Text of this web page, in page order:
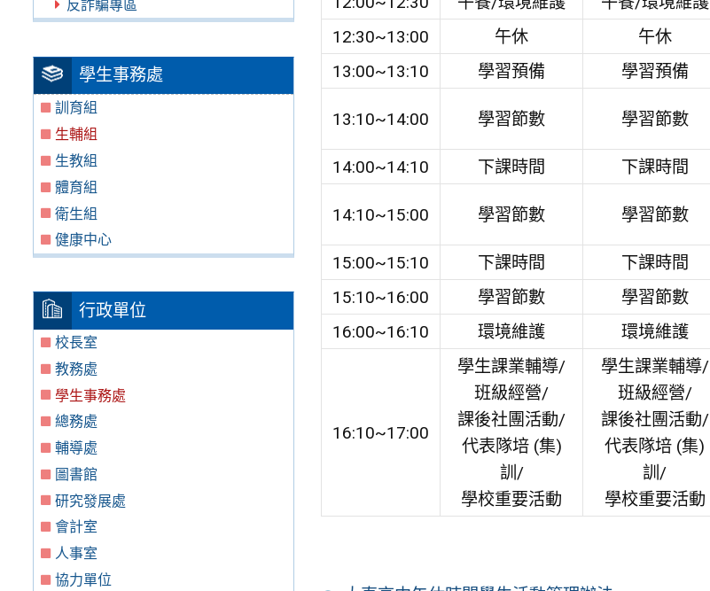
反詐騙專區
學生事務處
訓育組
生輔組
生教組
體育組
衛生組
健康中心
行政單位
校長室
教務處
學生事務處
總務處
輔導處
圖書館
研究發展處
會計室
人事室
協力單位
12:30~13:00
午休 午休
13:00~13:10
學習預備 學習預備
13:10~14:00 學習節數 學習節數
14:00~14:10
下課時間 下課時間
14:10~15:00 學習節數 學習節數
15:00~15:10
下課時間 下課時間
15:10~16:00
學習節數 學習節數
16:00~16:10
環境維護 環境維護
16:10~17:00
學生課業輔導/
班級經營/
課後社團活動/
代表隊培 (集)
訓/
學校重要活動
學生課業輔導/
班級經營/
課後社團活動/
代表隊培 (集)
訓/
學校重要活動